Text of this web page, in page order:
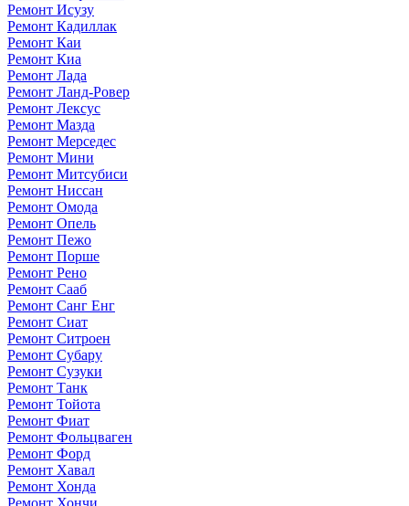
Ремонт Исузу
Ремонт Кадиллак
Ремонт Каи
Ремонт Киа
Ремонт Лада
Ремонт Ланд-Ровер
Ремонт Лексус
Ремонт Мазда
Ремонт Мерседес
Ремонт Мини
Ремонт Митсубиси
Ремонт Ниссан
Ремонт Омода
Ремонт Опель
Ремонт Пежо
Ремонт Порше
Ремонт Рено
Ремонт Сааб
Ремонт Санг Енг
Ремонт Сиат
Ремонт Ситроен
Ремонт Субару
Ремонт Сузуки
Ремонт Танк
Ремонт Тойота
Ремонт Фиат
Ремонт Фольцваген
Ремонт Форд
Ремонт Хавал
Ремонт Хонда
Ремонт Хончи